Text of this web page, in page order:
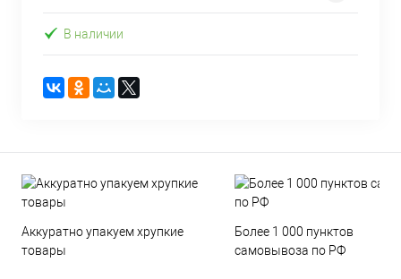
В наличии
Аккуратно упакуем хрупкие
товары
Более 1 000 пунктов
самовывоза по РФ